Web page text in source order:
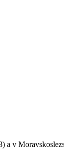
a v